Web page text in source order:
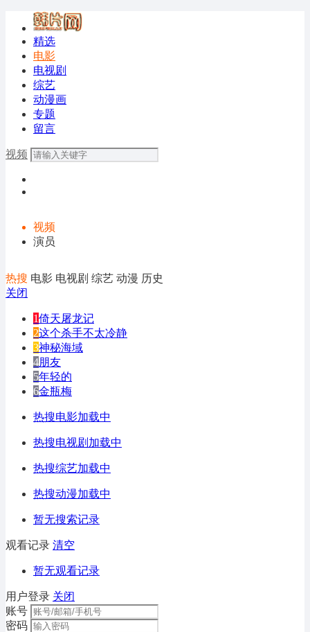
精选
电影
电视剧
综艺
动漫画
专题
留言
视频
视频
演员
热搜 电影 电视剧 综艺 动漫 历史
关闭
1倚天屠龙记
2这个杀手不太冷静
3神秘海域
4朋友
5年轻的
6金瓶梅
热搜电影加载中
热搜电视剧加载中
热搜综艺加载中
热搜动漫加载中
暂无搜索记录
观看记录 清空
暂无观看记录
用户登录 关闭
账号
密码